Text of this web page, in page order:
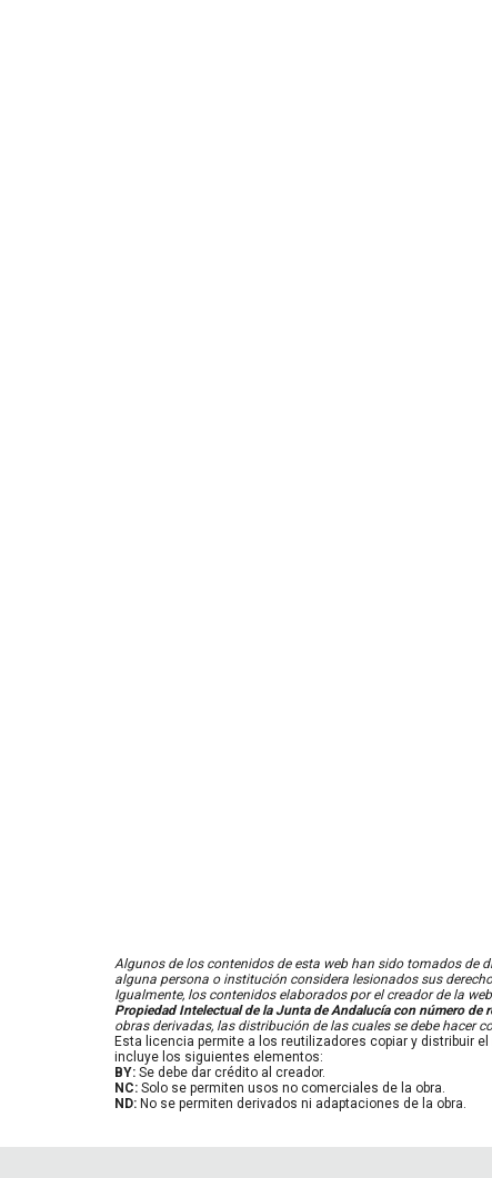
Algunos de los contenidos de esta web han sido tomados de
alguna persona o institución considera lesionados sus
Igualmente, los contenidos elaborados por el creador de la
Propiedad Intelectual de la Junta de Andalucía con número de
obras derivadas, las distribución de las cuales se debe hacer
Esta licencia permite a los reutilizadores copiar y distribuir
incluye los siguientes elementos:
BY: Se debe dar crédito al creador.
NC:Solo se permiten usos no comerciales de la obra.
ND:No se permiten derivados ni adaptaciones de la obra.